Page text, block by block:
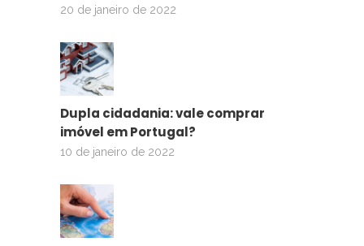
20 de janeiro de 2022
Dupla cidadania: vale comprar
imóvel em Portugal?
10 de janeiro de 2022